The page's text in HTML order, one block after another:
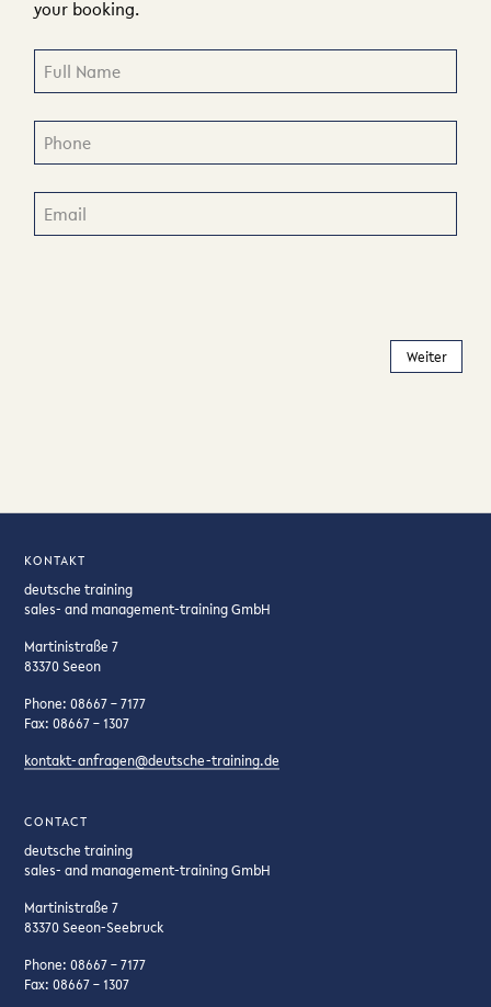
your booking.
KONTAKT
deutsche training
sales- and management-training GmbH
Martinistraße 7
83370 Seeon
Phone: 08667 – 7177
Fax: 08667 – 1307
kontakt-anfragen@deutsche-training.de
CONTACT
deutsche training
sales- and management-training GmbH
Martinistraße 7
83370 Seeon-Seebruck
Phone: 08667 – 7177
Fax: 08667 – 1307